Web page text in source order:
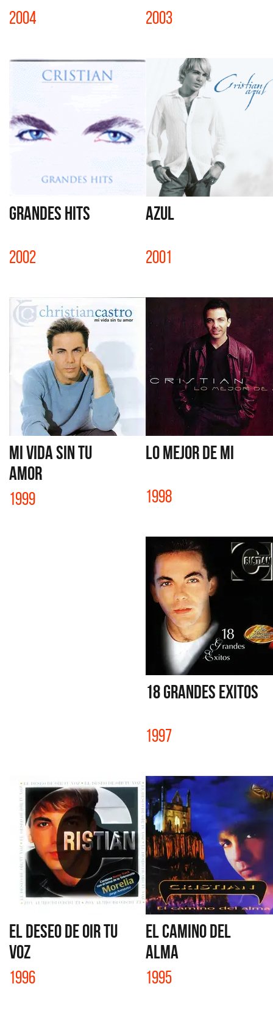
2004 2003
GRANDES HITS
2002
AZUL
2001
MI VIDA SIN TU
AMOR
1999
LO MEJOR DE MI
1998
18 GRANDES EXITOS
1997
EL DESEO DE OIR TU
VOZ
1996
EL CAMINO DEL
ALMA
1995